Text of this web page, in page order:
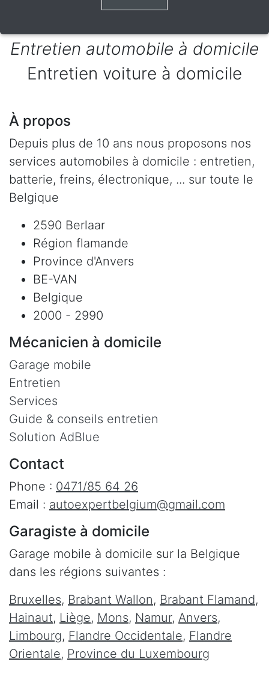
Entretien automobile à domicile
Entretien voiture à domicile
À propos
Depuis plus de 10 ans nous proposons nos
services automobiles à domicile : entretien,
batterie, freins, électronique, ... sur toute le
Belgique
2590 Berlaar
Région flamande
Province d'Anvers
BE-VAN
Belgique
2000 - 2990
Mécanicien à domicile
Garage mobile
Entretien
Services
Guide & conseils entretien
Solution AdBlue
Contact
Phone : 0471/85 64 26
Email : autoexpertbelgium@gmail.com
Garagiste à domicile
Garage mobile à domicile sur la Belgique
dans les régions suivantes :
Bruxelles, Brabant Wallon, Brabant Flamand,
Hainaut, Liège, Mons, Namur, Anvers,
Limbourg, Flandre Occidentale, Flandre
Orientale, Province du Luxembourg